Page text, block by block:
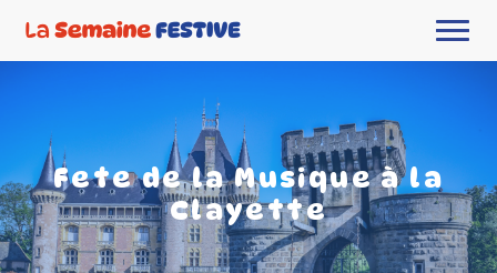
Fete de la Musique à la
Clayette